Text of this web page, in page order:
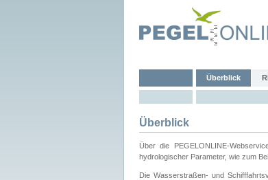
Überblick
Überblick
Über die PEGELONLINE-
hydrologischer Parameter, wie zum
Die Wasserstraßen- und